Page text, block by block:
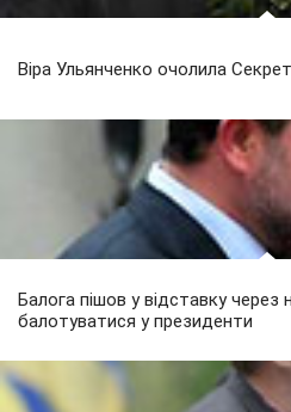
Віра Ульянченко очолила
Балога пішов у відставку
балотуватися у президенти